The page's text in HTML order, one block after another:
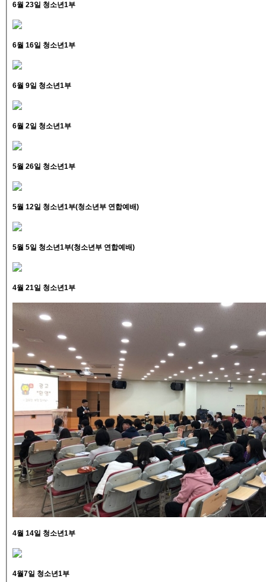
6월 23일 청소년1부
6월 16일 청소년1부
6월 9일 청소년1부
6월 2일 청소년1부
5월 26일 청소년1부
5월 12일 청소년1부(청소년부 연합예배)
5월 5일 청소년1부(청소년부 연합예배)
4월 21일 청소년1부
4월 14일 청소년1부
4월7일 청소년1부